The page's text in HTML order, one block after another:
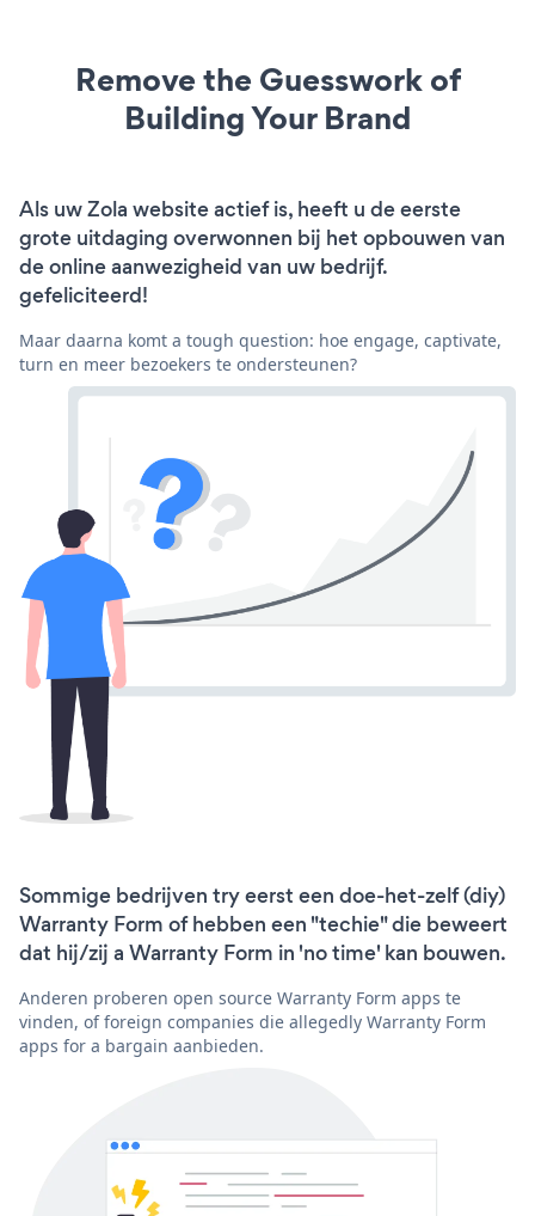
Remove the Guesswork of
Building Your Brand
Als uw Zola website actief is, heeft u de eerste
grote uitdaging overwonnen bij het opbouwen van
de online aanwezigheid van uw bedrijf.
gefeliciteerd!
Maar daarna komt a tough question: hoe engage, captivate,
turn en meer bezoekers te ondersteunen?
Sommige bedrijven try eerst een doe-het-zelf (diy)
Warranty Form of hebben een "techie" die beweert
dat hij/zij a Warranty Form in 'no time' kan bouwen.
Anderen proberen open source Warranty Form apps te
vinden, of foreign companies die allegedly Warranty Form
apps for a bargain aanbieden.